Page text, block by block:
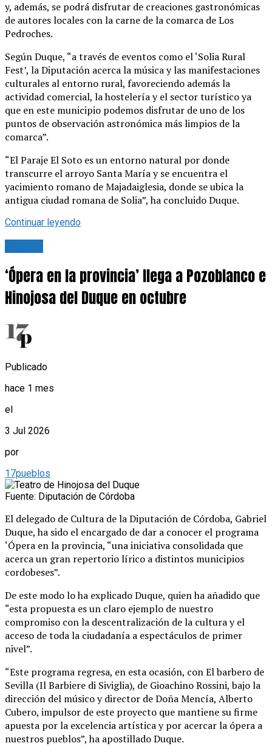
y, además, se podrá disfrutar de creaciones gastronómicas
de autores locales con la carne de la comarca de Los
Pedroches.
Según Duque, “a través de eventos como el ‘Solia Rural
Fest’, la Diputación acerca la música y las manifestaciones
culturales al entorno rural, favoreciendo además la
actividad comercial, la hostelería y el sector turístico ya
que en este municipio podemos disfrutar de uno de los
puntos de observación astronómica más limpios de la
comarca”.
“El Paraje El Soto es un entorno natural por donde
transcurre el arroyo Santa María y se encuentra el
yacimiento romano de Majadaiglesia, donde se ubica la
antigua ciudad romana de Solia”, ha concluido Duque.
Continuar leyendo
‘Ópera en la provincia’ llega a Pozoblanco e
Hinojosa del Duque en octubre
Publicado
hace 1 mes
el
3 Jul 2026
por
17pueblos
Fuente: Diputación de Córdoba
El delegado de Cultura de la Diputación de Córdoba, Gabriel
Duque, ha sido el encargado de dar a conocer el programa
‘Ópera en la provincia, “una iniciativa consolidada que
acerca un gran repertorio lírico a distintos municipios
cordobeses”.
De este modo lo ha explicado Duque, quien ha añadido que
“esta propuesta es un claro ejemplo de nuestro
compromiso con la descentralización de la cultura y el
acceso de toda la ciudadanía a espectáculos de primer
nivel”.
“Este programa regresa, en esta ocasión, con El barbero de
Sevilla (Il Barbiere di Siviglia), de Gioachino Rossini, bajo la
dirección del músico y director de Doña Mencía, Alberto
Cubero, impulsor de este proyecto que mantiene su firme
apuesta por la excelencia artística y por acercar la ópera a
nuestros pueblos”, ha apostillado Duque.